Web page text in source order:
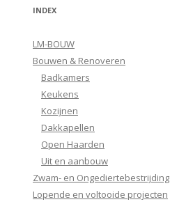
INDEX
LM-BOUW
Bouwen & Renoveren
Badkamers
Keukens
Kozijnen
Dakkapellen
Open Haarden
Uit en aanbouw
Zwam- en Ongediertebestrijding
Lopende en voltooide projecten